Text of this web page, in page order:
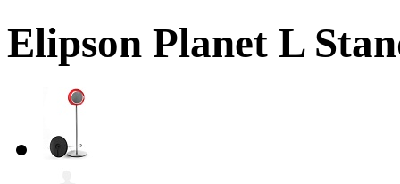
Elipson Planet L